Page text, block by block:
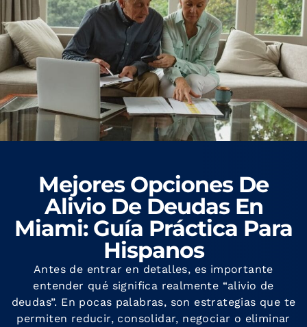
Mejores Opciones De
Alivio De Deudas En
Miami: Guía Práctica Para
Hispanos
Antes de entrar en detalles, es importante
entender qué significa realmente “alivio de
deudas”. En pocas palabras, son estrategias que te
permiten reducir, consolidar, negociar o eliminar